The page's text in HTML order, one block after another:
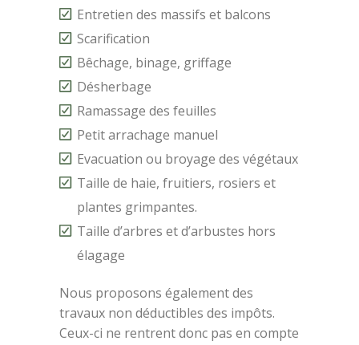
Entretien des massifs et balcons
Scarification
Bêchage, binage, griffage
Désherbage
Ramassage des feuilles
Petit arrachage manuel
Evacuation ou broyage des végétaux
Taille de haie, fruitiers, rosiers et
plantes grimpantes.
Taille d’arbres et d’arbustes hors
élagage
Nous proposons également des
travaux non déductibles des impôts.
Ceux-ci ne rentrent donc pas en compte